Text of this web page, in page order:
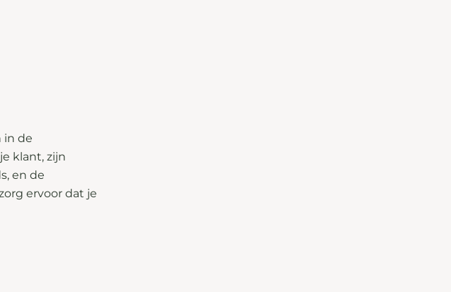
in de
klant, zijn
en de
ervoor dat je